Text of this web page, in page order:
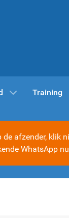
Training
afzender, klik
WhatsApp